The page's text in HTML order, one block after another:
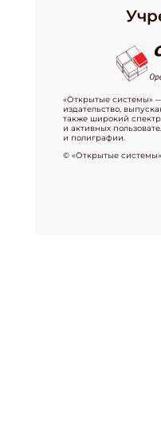
«Открытые системы»
издательство,
также широкий
и активных
и полиграфии.
© «Открытые